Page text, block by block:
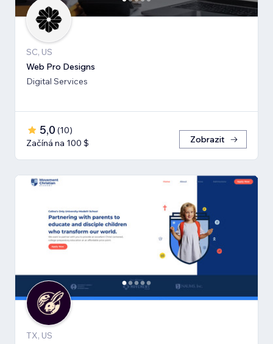
SC, US
Web Pro Designs
Digital Services
5,0 (10)
Začíná na 100 $
Zobrazit
TX, US